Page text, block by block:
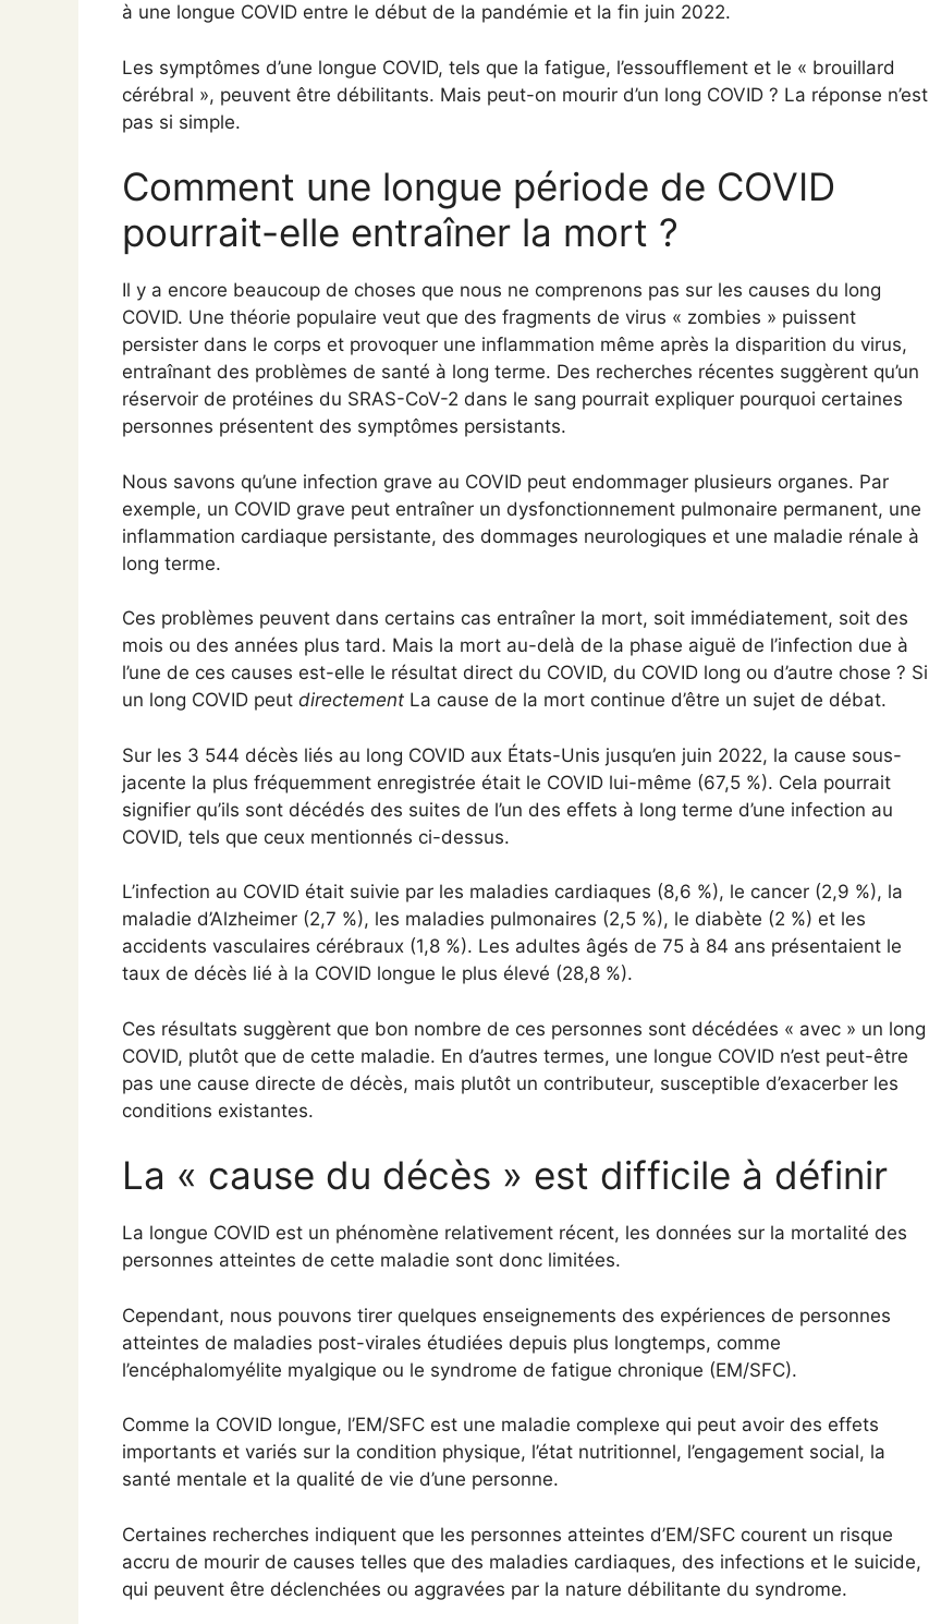
à une longue COVID entre le début de la pandémie et la fin juin 2022.
Les symptômes d’une longue COVID, tels que la fatigue, l’essoufflement et le « brouillard
cérébral », peuvent être débilitants. Mais peut-on mourir d’un long COVID ? La réponse n’est
pas si simple.
Comment une longue période de COVID
pourrait-elle entraîner la mort ?
Il y a encore beaucoup de choses que nous ne comprenons pas sur les causes du long
COVID. Une théorie populaire veut que des fragments de virus « zombies » puissent
persister dans le corps et provoquer une inflammation même après la disparition du virus,
entraînant des problèmes de santé à long terme. Des recherches récentes suggèrent qu’un
réservoir de protéines du SRAS-CoV-2 dans le sang pourrait expliquer pourquoi certaines
personnes présentent des symptômes persistants.
Nous savons qu’une infection grave au COVID peut endommager plusieurs organes. Par
exemple, un COVID grave peut entraîner un dysfonctionnement pulmonaire permanent, une
inflammation cardiaque persistante, des dommages neurologiques et une maladie rénale à
long terme.
Ces problèmes peuvent dans certains cas entraîner la mort, soit immédiatement, soit des
mois ou des années plus tard. Mais la mort au-delà de la phase aiguë de l’infection due à
l’une de ces causes est-elle le résultat direct du COVID, du COVID long ou d’autre chose ? Si
un long COVID peut directement La cause de la mort continue d’être un sujet de débat.
Sur les 3 544 décès liés au long COVID aux États-Unis jusqu’en juin 2022, la cause sous-
jacente la plus fréquemment enregistrée était le COVID lui-même (67,5 %). Cela pourrait
signifier qu’ils sont décédés des suites de l’un des effets à long terme d’une infection au
COVID, tels que ceux mentionnés ci-dessus.
L’infection au COVID était suivie par les maladies cardiaques (8,6 %), le cancer (2,9 %), la
maladie d’Alzheimer (2,7 %), les maladies pulmonaires (2,5 %), le diabète (2 %) et les
accidents vasculaires cérébraux (1,8 %). Les adultes âgés de 75 à 84 ans présentaient le
taux de décès lié à la COVID longue le plus élevé (28,8 %).
Ces résultats suggèrent que bon nombre de ces personnes sont décédées « avec » un long
COVID, plutôt que de cette maladie. En d’autres termes, une longue COVID n’est peut-être
pas une cause directe de décès, mais plutôt un contributeur, susceptible d’exacerber les
conditions existantes.
La « cause du décès » est difficile à définir
La longue COVID est un phénomène relativement récent, les données sur la mortalité des
personnes atteintes de cette maladie sont donc limitées.
Cependant, nous pouvons tirer quelques enseignements des expériences de personnes
atteintes de maladies post-virales étudiées depuis plus longtemps, comme
l’encéphalomyélite myalgique ou le syndrome de fatigue chronique (EM/SFC).
Comme la COVID longue, l’EM/SFC est une maladie complexe qui peut avoir des effets
importants et variés sur la condition physique, l’état nutritionnel, l’engagement social, la
santé mentale et la qualité de vie d’une personne.
Certaines recherches indiquent que les personnes atteintes d’EM/SFC courent un risque
accru de mourir de causes telles que des maladies cardiaques, des infections et le suicide,
qui peuvent être déclenchées ou aggravées par la nature débilitante du syndrome.